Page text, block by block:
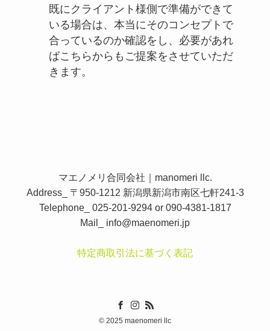
既にクライアント様側で準備ができて
いる場合は、本当にそのコンセプトで
合っているのか確認をし、必要があれ
ばこちらからもご提案をさせていただ
きます。
マエノメリ合同会社｜manomeri llc.
Address_ 〒950-1212 新潟県新潟市南区七軒241-3
Telephone_ 025-201-9294 or 090-4381-1817
Mail_ info@maenomeri.jp
特定商取引法に基づく表記
© 2025 maenomeri llc